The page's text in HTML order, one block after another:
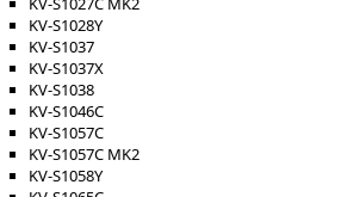
KV-S1028Y
KV-S1037
KV-S1037X
KV-S1038
KV-S1046C
KV-S1057C
KV-S1057C MK2
KV-S1058Y